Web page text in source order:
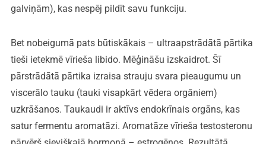
galviņām), kas nespēj pildīt savu funkciju.
Bet nobeigumā pats būtiskākais – ultraapstrādātā pārtika
tieši ietekmē vīrieša libido. Mēģināšu izskaidrot. Šī
pārstrādātā pārtika izraisa strauju svara pieaugumu un
viscerālo tauku (tauki visapkārt vēdera orgāniem)
uzkrāšanos. Taukaudi ir aktīvs endokrīnais orgāns, kas
satur fermentu aromatāzi. Aromatāze vīrieša testosteronu